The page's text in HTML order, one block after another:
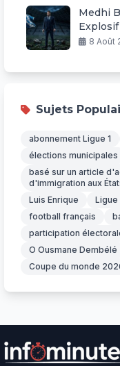
Medhi
Explosif
8 Août
Sujets
abonnement Ligue 1
élections municipales
basé sur un article
d'immigration aux
Luis Enrique
Ligue
football français
participation
O Ousmane Dembélé
Coupe du monde